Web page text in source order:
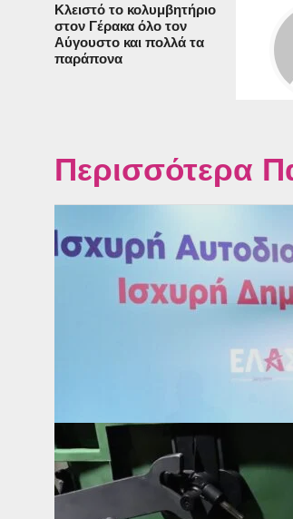
Κλειστό το κολυμβητήριο
στον Γέρακα όλο τον
Αύγουστο και πολλά τα
παράπονα
Περισσότερα